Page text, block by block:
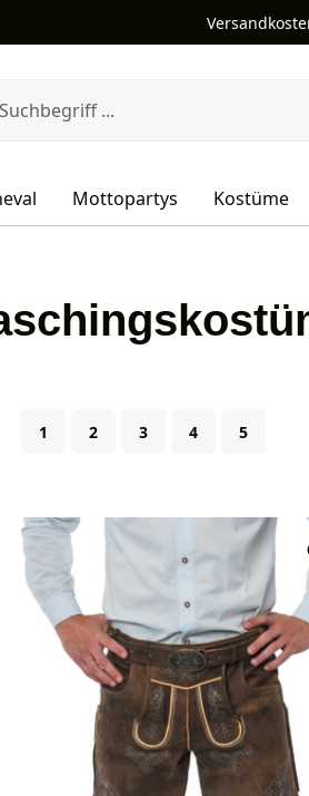
Mottopartys Kostüme
Seite
1 Seite
2 Seite
3 Seite
4 Seite
5